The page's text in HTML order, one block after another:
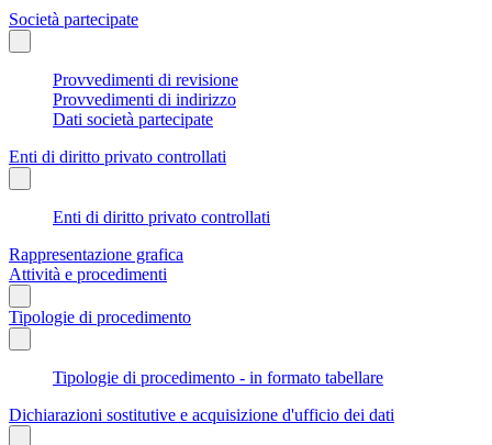
Società partecipate
Provvedimenti di revisione
Provvedimenti di indirizzo
Dati società partecipate
Enti di diritto privato controllati
Enti di diritto privato controllati
Rappresentazione grafica
Attività e procedimenti
Tipologie di procedimento
Tipologie di procedimento - in formato tabellare
Dichiarazioni sostitutive e acquisizione d'ufficio dei dati